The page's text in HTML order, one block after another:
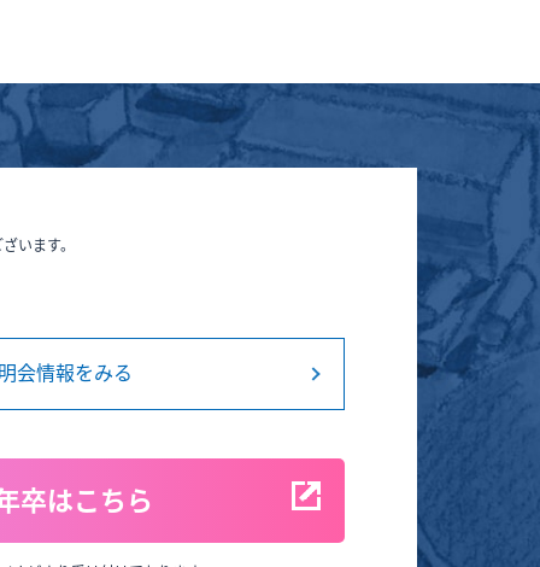
います。
会情報をみる
卒はこちら